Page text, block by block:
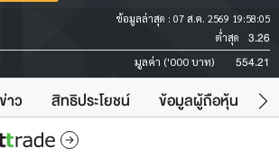
ข้อมูลล่าสุด : 07 ส.ค. 2569 19:58:05
ต่ำสุด 3.26
มูลค่า ('000 บาท) 554.21
ข่าว สิทธิประโยชน์ ข้อมูลผู้ถือหุ้น